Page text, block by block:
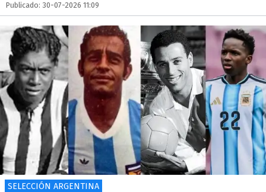
Publicado: 30-07-2026 11:09
SELECCIÓN ARGENTINA